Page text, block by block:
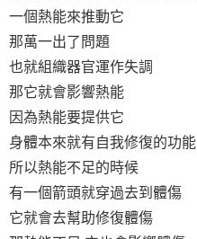
一個熱能來推動它
那萬一出了問題
也就組織器官運作失調
那它就會影響熱能
因為熱能要提供它
身體本來就有自我修復的功能
所以熱能不足的時候
有一個箭頭就穿過去到體傷
它就會去幫助修復體傷